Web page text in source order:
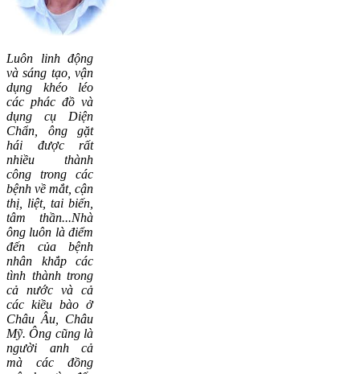
Luôn linh động
và sáng tạo, vận
dụng khéo léo
các phác đồ và
dụng cụ Diện
Chẩn, ông gặt
hái được rất
nhiều thành
công trong các
bệnh về mắt, cận
thị, liệt, tai biến,
tâm thần...Nhà
ông luôn là điểm
đến của bệnh
nhân khắp các
tình thành trong
cả nước và cả
các kiều bào ở
Châu Âu, Châu
Mỹ. Ông cũng là
người anh cả
mà các đồng